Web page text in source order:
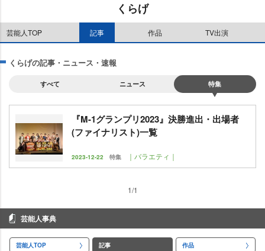
u
くらげ
芸能人TOP 記事 作品 TV出演
くらげの記事・ニュース・速報
すべて ニュース 特集
『M-1グランプリ2023』決勝進出・出場者
(ファイナリスト)一覧
2023-12-22 特集 ｜バラエティ｜
1/1
芸能人事典
芸能人TOP 記事 作品